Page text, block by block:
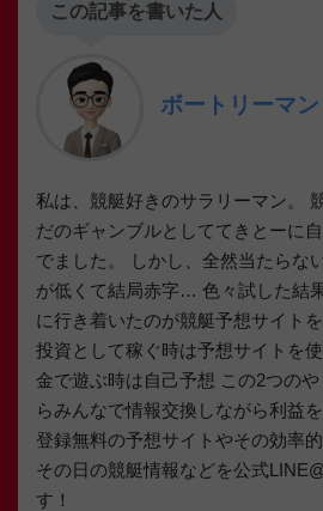
この記事を書いた人
ボートリーマン
私は、競艇好きのサラリーマン。
だのギャンブルとしててきとーに
でました。 しかし、全然当たらな
が低くて結局赤字… 色々試した結
に行き着いたのが競艇予想サイト
投資として稼ぐ時は予想サイトを
金で遊ぶ時は自己予想 この2つの
らみんなで情報交換しながら利益
登録無料の予想サイトやその効率
その日の競艇情報などを公式
す！